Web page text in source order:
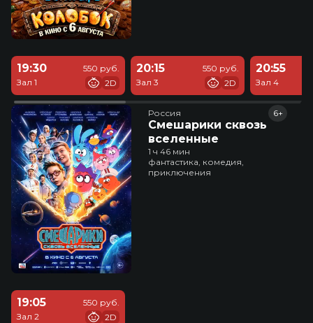
19:30
Зал 1
550 руб.
2D
20:15
Зал 3
550 руб.
2D
20:55
Зал 4
Россия
Смешарики сквозь
вселенные
6+
1 ч 46 мин
фантастика, комедия,
приключения
19:05
Зал 2
550 руб.
2D